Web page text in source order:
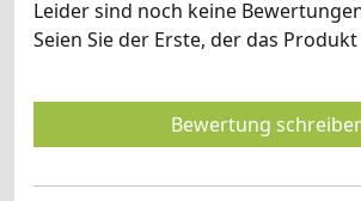
Leider sind noch keine
Seien Sie der Erste, der das
Bewertung